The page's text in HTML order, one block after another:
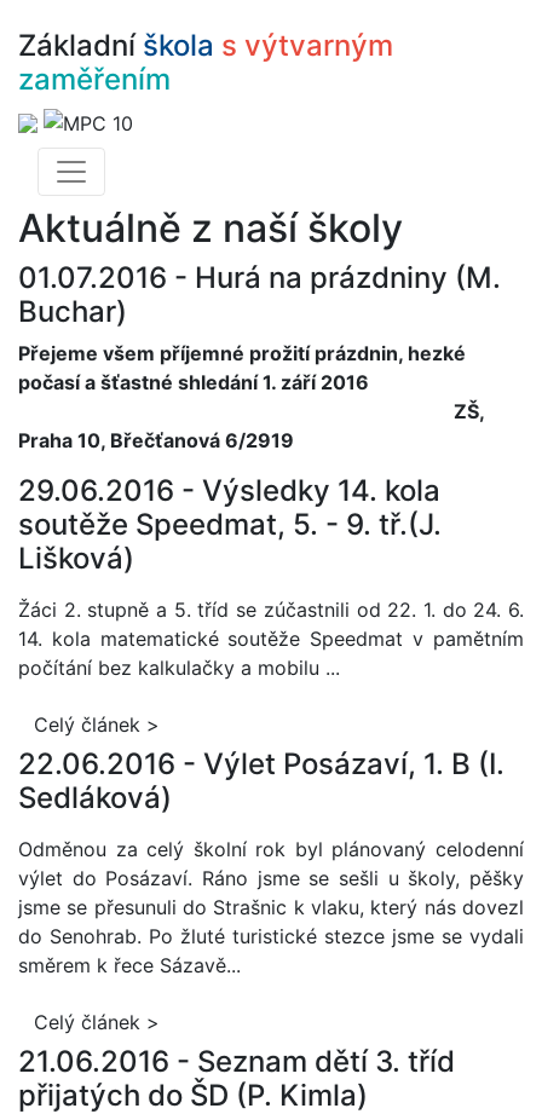
Základní škola s výtvarným
zaměřením
Aktuálně z naší školy
01.07.2016 - Hurá na prázdniny (M.
Buchar)
Přejeme všem příjemné prožití prázdnin, hezké
počasí a šťastné shledání 1. září 2016
ZŠ,
Praha 10, Břečťanová 6/2919
29.06.2016 - Výsledky 14. kola
soutěže Speedmat, 5. - 9. tř.(J.
Lišková)
Žáci 2. stupně a 5. tříd se zúčastnili od 22. 1. do 24. 6.
14. kola matematické soutěže Speedmatv pamětním
počítání bez kalkulačky a mobilu ...
Celý článek >
22.06.2016 - Výlet Posázaví, 1. B (I.
Sedláková)
Odměnou za celý školní rok byl plánovaný celodenní
výlet do Posázaví. Ráno jsme se sešli u školy, pěšky
jsme se přesunuli do Strašnic k vlaku, který nás dovezl
do Senohrab. Po žluté turistické stezce jsme se vydali
směrem k řece Sázavě...
Celý článek >
21.06.2016 - Seznam dětí 3. tříd
přijatých do ŠD (P. Kimla)